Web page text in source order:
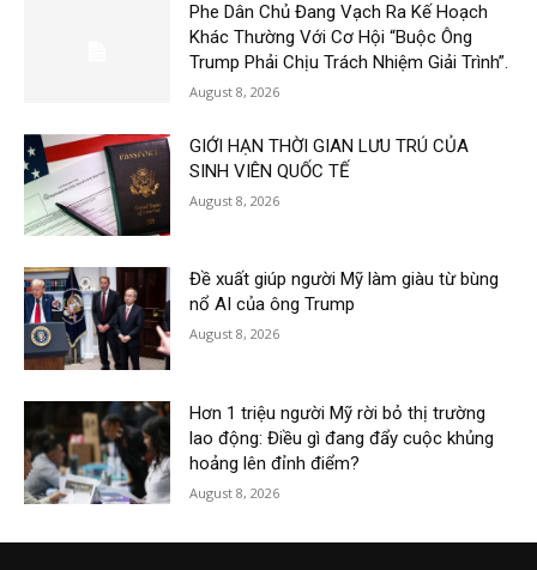
Phe Dân Chủ Đang Vạch Ra Kế Hoạch
Khác Thường Với Cơ Hội “Buộc Ông
Trump Phải Chịu Trách Nhiệm Giải Trình”.
August 8, 2026
GIỚI HẠN THỜI GIAN LƯU TRÚ CỦA
SINH VIÊN QUỐC TẾ
August 8, 2026
Đề xuất giúp người Mỹ làm giàu từ bùng
nổ AI của ông Trump
August 8, 2026
Hơn 1 triệu người Mỹ rời bỏ thị trường
lao động: Điều gì đang đẩy cuộc khủng
hoảng lên đỉnh điểm?
August 8, 2026